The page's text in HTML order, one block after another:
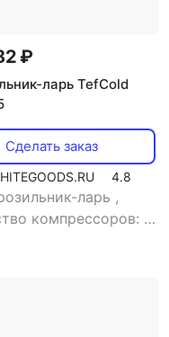
₽
ларь TefCold
Сделать заказ
4.8
ларь ,
компрессоров: 1,